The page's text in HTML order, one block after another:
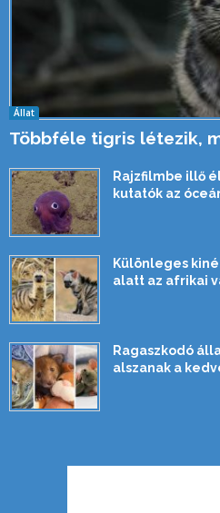
Állat
Többféle tigris létezik,
Rajzfilmbe illő
kutatók az
Különleges
alatt az afrikai
Ragaszkodó
alszanak a